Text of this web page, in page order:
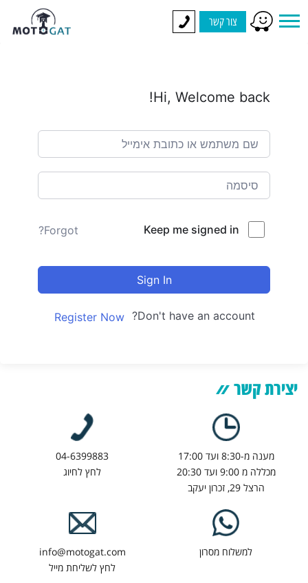
צור קשר
Hi, Welcome back!
Keep me signed in
Forgot?
Sign In
Don't have an account?
Register Now
יצירת קשר
מענה מ-8:30 ועד 17:00
מכללה מ 9:00 ועד 20:30
הרצל 29, זכרון יעקב
04-6399883
לחץ לחיוג
למשלוח מסרון
info@motogat.com
לחץ לשליחת מייל